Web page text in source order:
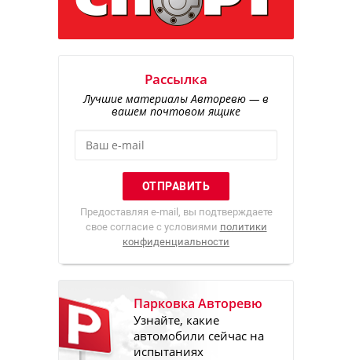
Рассылка
Лучшие материалы Авторевю — в
вашем почтовом ящике
Предоставляя e-mail, вы подтверждаете
свое согласие с условиями политики
конфиденциальности
Парковка Авторевю
Узнайте, какие
автомобили сейчас на
испытаниях